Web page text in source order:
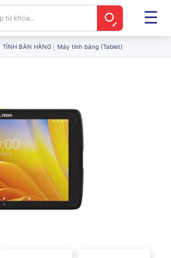
TÍNH BÁN HÀNG Máy tính bảng (Tablet)